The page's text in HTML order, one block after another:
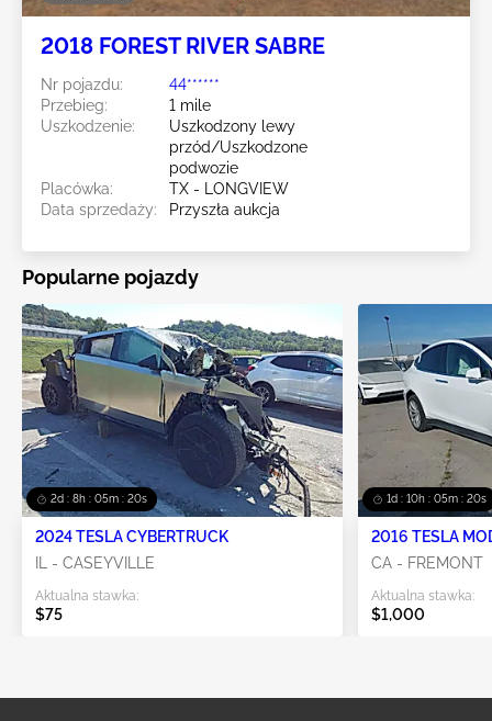
2018 FOREST RIVER SABRE
Nr pojazdu:
44******
Przebieg:
1 mile
Uszkodzenie:
Uszkodzony lewy
przód/Uszkodzone
podwozie
Placówka:
TX - LONGVIEW
Data sprzedaży:
Przyszła aukcja
Popularne pojazdy
2d : 8h : 05m : 19s
2024 TESLA CYBERTRUCK
IL - CASEYVILLE
Aktualna stawka:
$75
1d : 10h : 05m : 19s
2016 TESLA
CA - FREMONT
Aktualna stawka:
$1,000